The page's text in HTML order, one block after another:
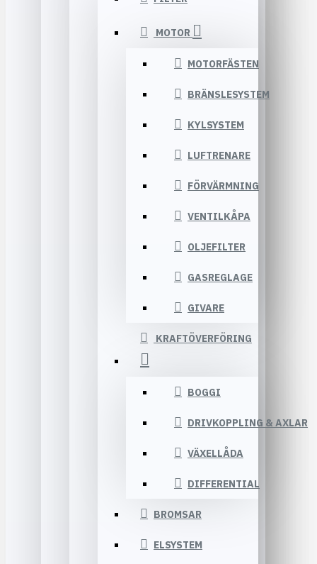
MOTOR
MOTORFÄSTEN
BRÄNSLESYSTEM
KYLSYSTEM
LUFTRENARE
FÖRVÄRMNING
VENTILKÅPA
OLJEFILTER
GASREGLAGE
GIVARE
KRAFTÖVERFÖRING
BOGGI
DRIVKOPPLING & AXLAR
VÄXELLÅDA
DIFFERENTIAL
BROMSAR
ELSYSTEM